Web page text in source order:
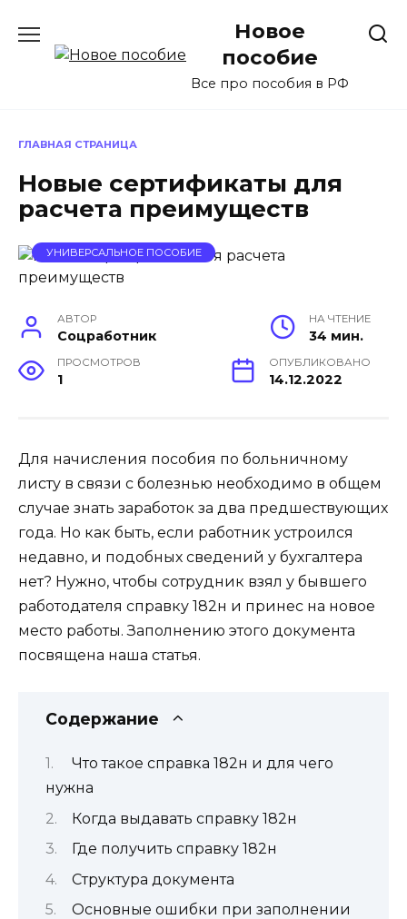
содержанию
Новое
пособие
Все про пособия в РФ
ГЛАВНАЯ СТРАНИЦА
Новые сертификаты для
расчета преимуществ
УНИВЕРСАЛЬНОЕ ПОСОБИЕ
АВТОР
Соцработник
НА ЧТЕНИЕ
34 мин.
ПРОСМОТРОВ
1
ОПУБЛИКОВАНО
14.12.2022
Для начисления пособия по больничному
листу в связи с болезнью необходимо в общем
случае знать заработок за два предшествующих
года. Но как быть, если работник устроился
недавно, и подобных сведений у бухгалтера
нет? Нужно, чтобы сотрудник взял у бывшего
работодателя справку 182н и принес на новое
место работы. Заполнению этого документа
посвящена наша статья.
Содержание
Что такое справка 182н и для чего
нужна
Когда выдавать справку 182н
Где получить справку 182н
Структура документа
Основные ошибки при заполнении